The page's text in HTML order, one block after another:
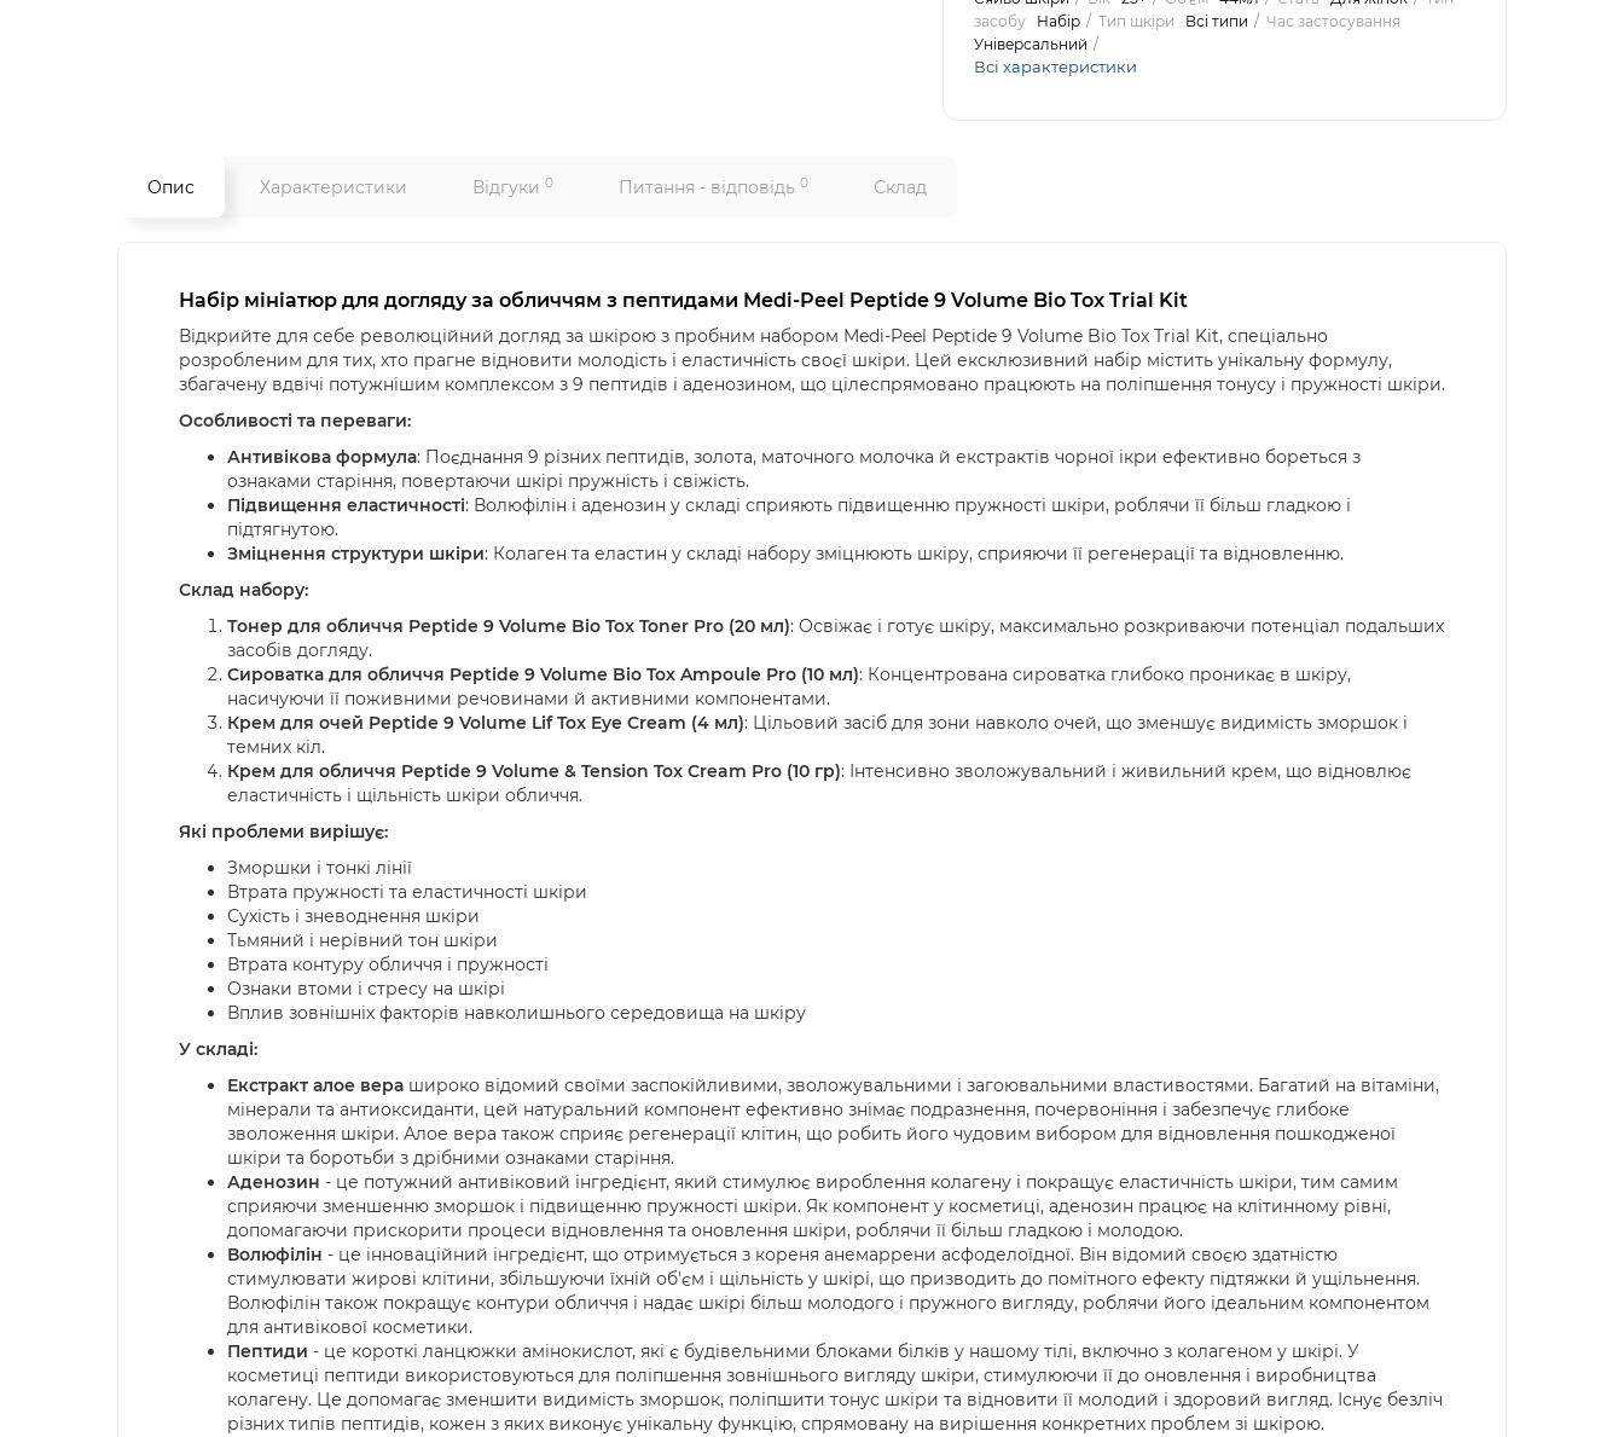
засобу
Набір Тип шкіри Всі типи
Час застосування
Універсальний
Всі характеристики
Опис Характеристики Відгуки 0 Питання - відповідь 0 Склад
Набір мініатюр для догляду за обличчям з пептидами Medi-Peel Peptide 9 Volume Bio Tox Trial Kit
Відкрийте для себе революційний догляд за шкірою з пробним набором Medi-Peel Peptide 9 Volume Bio Tox Trial Kit, спеціально
розробленим для тих, хто прагне відновити молодість і еластичність своєї шкіри. Цей ексклюзивний набір містить унікальну формулу,
збагачену вдвічі потужнішим комплексом з 9 пептидів і аденозином, що цілеспрямовано працюють на поліпшення тонусу і пружності шкіри.
Особливості та переваги:
Антивікова формула: Поєднання 9 різних пептидів, золота, маточного молочка й екстрактів чорної ікри ефективно бореться з
ознаками старіння, повертаючи шкірі пружність і свіжість.
Підвищення еластичності: Волюфілін і аденозин у складі сприяють підвищенню пружності шкіри, роблячи її більш гладкою і
підтягнутою.
Зміцнення структури шкіри: Колаген та еластин у складі набору зміцнюють шкіру, сприяючи її регенерації та відновленню.
Склад набору:
Тонер для обличчя Peptide 9 Volume Bio Tox Toner Pro (20 мл): Освіжає і готує шкіру, максимально розкриваючи потенціал подальших
засобів догляду.
Сироватка для обличчя Peptide 9 Volume Bio Tox Ampoule Pro (10 мл): Концентрована сироватка глибоко проникає в шкіру,
насичуючи її поживними речовинами й активними компонентами.
Крем для очей Peptide 9 Volume Lif Tox Eye Cream (4 мл): Цільовий засіб для зони навколо очей, що зменшує видимість зморшок і
темних кіл.
Крем для обличчя Peptide 9 Volume & Tension Tox Cream Pro (10 гр): Інтенсивно зволожувальний і живильний крем, що відновлює
еластичність і щільність шкіри обличчя.
Які проблеми вирішує:
Зморшки і тонкі лінії
Втрата пружності та еластичності шкіри
Сухість і зневоднення шкіри
Тьмяний і нерівний тон шкіри
Втрата контуру обличчя і пружності
Ознаки втоми і стресу на шкірі
Вплив зовнішніх факторів навколишнього середовища на шкіру
У складі:
Екстракт алое вера широко відомий своїми заспокійливими, зволожувальними і загоювальними властивостями. Багатий на вітаміни,
мінерали та антиоксиданти, цей натуральний компонент ефективно знімає подразнення, почервоніння і забезпечує глибоке
зволоження шкіри. Алое вера також сприяє регенерації клітин, що робить його чудовим вибором для відновлення пошкодженої
шкіри та боротьби з дрібними ознаками старіння.
Аденозин - це потужний антивіковий інгредієнт, який стимулює вироблення колагену і покращує еластичність шкіри, тим самим
сприяючи зменшенню зморшок і підвищенню пружності шкіри. Як компонент у косметиці, аденозин працює на клітинному рівні,
допомагаючи прискорити процеси відновлення та оновлення шкіри, роблячи її більш гладкою і молодою.
Волюфілін - це інноваційний інгредієнт, що отримується з кореня анемаррени асфоделоїдної. Він відомий своєю здатністю
стимулювати жирові клітини, збільшуючи їхній об'єм і щільність у шкірі, що призводить до помітного ефекту підтяжки й ущільнення.
Волюфілін також покращує контури обличчя і надає шкірі більш молодого і пружного вигляду, роблячи його ідеальним компонентом
для антивікової косметики.
Пептиди - це короткі ланцюжки амінокислот, які є будівельними блоками білків у нашому тілі, включно з колагеном у шкірі. У
косметиці пептиди використовуються для поліпшення зовнішнього вигляду шкіри, стимулюючи її до оновлення і виробництва
колагену. Це допомагає зменшити видимість зморшок, поліпшити тонус шкіри та відновити її молодий і здоровий вигляд. Існує безліч
різних типів пептидів, кожен з яких виконує унікальну функцію, спрямовану на вирішення конкретних проблем зі шкірою.